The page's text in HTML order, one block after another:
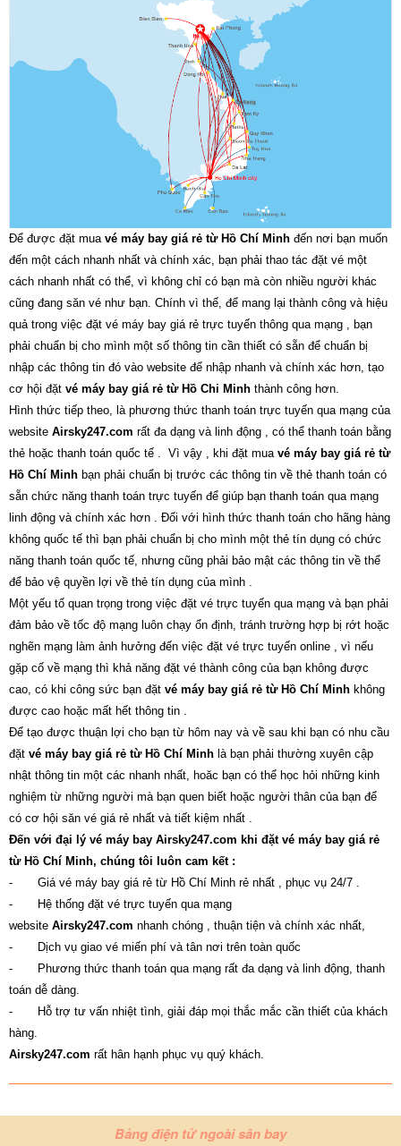
Để được đặt mua vé máy bay giá rẻ từ Hồ Chí Minh đến nơi bạn muốn
đến một cách nhanh nhất và chính xác, bạn phải thao tác đặt vé một
cách nhanh nhất có thể, vì không chỉ có bạn mà còn nhiều người khác
cũng đang săn vé như bạn. Chính vì thế, để mang lại thành công và hiệu
quả trong việc đặt vé máy bay giá rẻ trực tuyến thông qua mạng , bạn
phải chuẩn bị cho mình một số thông tin cần thiết có sẵn để chuẩn bị
nhập các thông tin đó vào website để nhập nhanh và chính xác hơn, tạo
cơ hội đặt vé máy bay giá rẻ từ Hồ Chi Minh thành công hơn.
Hình thức tiếp theo, là phương thức thanh toán trực tuyến qua mạng của
website Airsky247.com rất đa dạng và linh động , có thể thanh toán bằng
thẻ hoặc thanh toán quốc tế . Vì vậy , khi đặt mua vé máy bay giá rẻ từ
Hồ Chí Minh bạn phải chuẩn bị trước các thông tin về thẻ thanh toán có
sẵn chức năng thanh toán trực tuyến để giúp bạn thanh toán qua mạng
linh động và chính xác hơn . Đối với hình thức thanh toán cho hãng hàng
không quốc tế thì bạn phải chuẩn bị cho mình một thẻ tín dụng có chức
năng thanh toán quốc tế, nhưng cũng phải bảo mật các thông tin về thể
để bảo vệ quyền lợi về thẻ tín dụng của mình .
Một yếu tố quan trọng trong việc đặt vé trực tuyến qua mạng và bạn phải
đảm bảo về tốc độ mạng luôn chạy ổn định, tránh trường hợp bị rớt hoặc
nghẽn mạng làm ảnh hưởng đến việc đặt vé trực tuyến online , vì nếu
gặp cố về mạng thì khả năng đặt vé thành công của bạn không được
cao, có khi công sức bạn đặt vé máy bay giá rẻ từ Hồ Chí Minh không
được cao hoặc mất hết thông tin .
Để tạo được thuận lợi cho bạn từ hôm nay và về sau khi bạn có nhu cầu
đặt vé máy bay giá rẻ từ Hồ Chí Minh là bạn phải thường xuyên cập
nhật thông tin một các nhanh nhất, hoăc bạn có thể học hỏi những kinh
nghiệm từ những người mà bạn quen biết hoặc người thân của bạn để
có cơ hội săn vé giá rẻ nhất và tiết kiệm nhất .
Đến với đại lý vé máy bay Airsky247.com khi đặt vé máy bay giá rẻ
từ Hồ Chí Minh, chúng tôi luôn cam kết :
-
Giá vé máy bay giá rẻ từ Hồ Chí Minh rẻ nhất , phục vụ 24/7 .
-
Hệ thống đặt vé trực tuyến qua mạng
website Airsky247.com nhanh chóng , thuận tiện và chính xác nhất,
-
Dịch vụ giao vé miến phí và tân nơi trên toàn quốc
-
Phương thức thanh toán qua mạng rất đa dạng và linh động, thanh
toán dễ dàng.
-
Hỗ trợ tư vấn nhiệt tình, giải đáp mọi thắc mắc cần thiết của khách
hàng.
Airsky247.com rất hân hạnh phục vụ quý khách.
Bảng điện tử ngoài sân bay